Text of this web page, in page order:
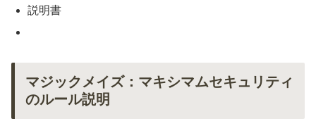
説明書
マジックメイズ：マキシマムセキュリティ
のルール説明